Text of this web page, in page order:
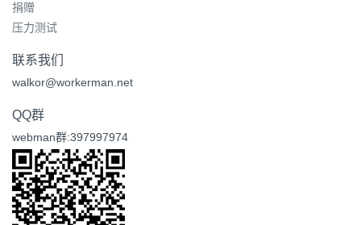
捐赠
压力测试
联系我们
walkor@workerman.net
QQ群
webman群:397997974